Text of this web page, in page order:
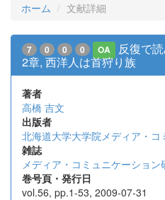
ホーム 文献詳細
7 0 0 0 OA
反復で
2章, 西洋人は首狩り族
著者
高橋 吉文
出版者
北海道大学大学院メディア・
雑誌
メディア・コミュニケーション
巻号頁・発行日
vol.56, pp.1-53, 2009-07-31